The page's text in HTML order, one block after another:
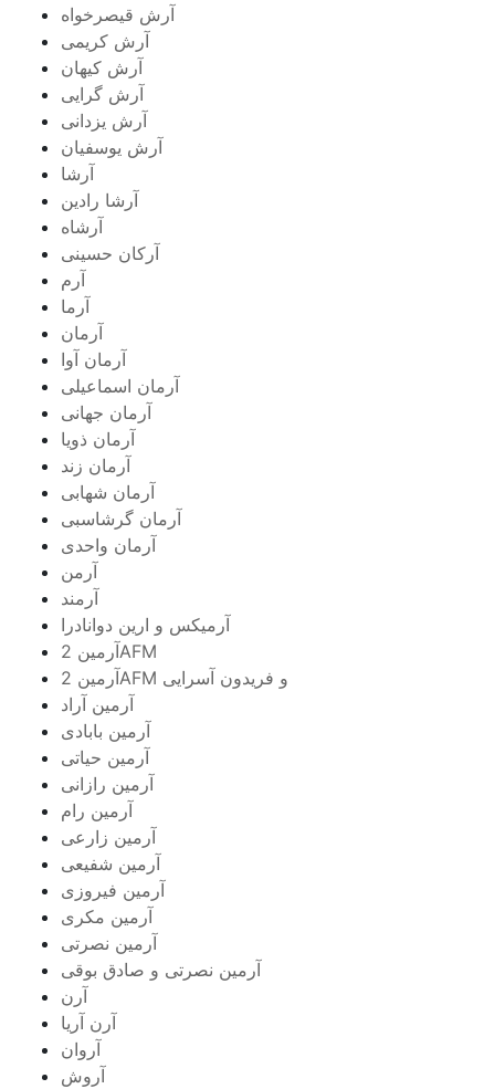
آرش قیصرخواه
آرش کریمی
آرش کیهان
آرش گرایی
آرش یزدانی
آرش یوسفیان
آرشا
آرشا رادین
آرشاه
آرکان حسینی
آرم
آرما
آرمان
آرمان آوا
آرمان اسماعیلی
آرمان جهانی
آرمان ذویا
آرمان زند
آرمان شهابی
آرمان گرشاسبی
آرمان واحدی
آرمن
آرمند
آرمیکس و ارین دوانادرا
آرمین 2AFM
آرمین 2AFM و فریدون آسرایی
آرمین آراد
آرمین بابادی
آرمین حیاتی
آرمین رازانی
آرمین رام
آرمین زارعی
آرمین شفیعی
آرمین فیروزی
آرمین مکری
آرمین نصرتی
آرمین نصرتی و صادق بوقی
آرن
آرن آریا
آروان
آروش